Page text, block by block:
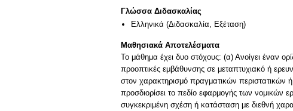
Γλώσσα Διδασκαλίας
Ελληνικά (Διδασκαλία, Εξέταση)
Μαθησιακά Αποτελέσματα
Το μάθημα έχει δυο στόχους: (α) Ανοίγει έναν
προοπτικές εμβάθυνσης σε μεταπτυχιακό ή
στον χαρακτηρισμό πραγματικών περιστατικών
προσδιορίσει το πεδίο εφαρμογής των νομικών
συγκεκριμένη σχέση ή κατάσταση με διεθνή